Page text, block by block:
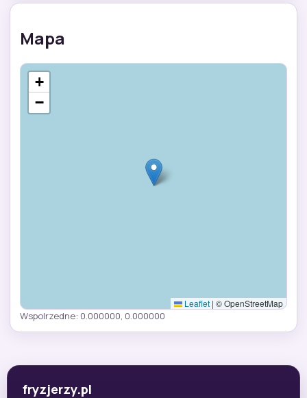
Mapa
+
−
Leaflet | © OpenStreetMap
Wspolrzedne: 0.000000, 0.000000
fryzjerzy.pl